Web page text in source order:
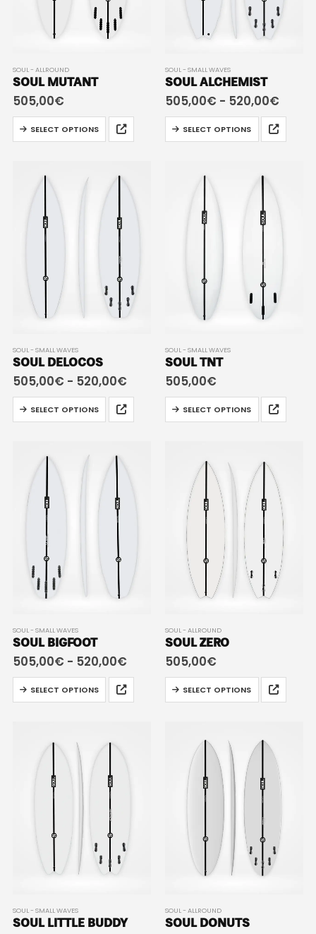
SOUL - ALLROUND
SOUL MUTANT
505,00€
SELECT OPTIONS
SOUL - SMALL WAVES
SOUL ALCHEMIST
505,00€ - 520,00€
SELECT OPTIONS
SOUL - SMALL WAVES
SOUL DELOCOS
505,00€ - 520,00€
SELECT OPTIONS
SOUL - SMALL WAVES
SOUL TNT
505,00€
SELECT OPTIONS
SOUL - SMALL WAVES
SOUL BIGFOOT
505,00€ - 520,00€
SELECT OPTIONS
SOUL - ALLROUND
SOUL ZERO
505,00€
SELECT OPTIONS
SOUL - SMALL WAVES
SOUL LITTLE BUDDY
SOUL - ALLROUND
SOUL DONUTS